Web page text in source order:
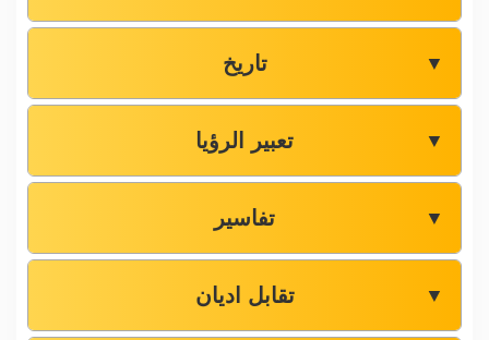
تاریخ ▼
تعبیر الرؤیا ▼
تفاسیر ▼
تقابل ادیان ▼